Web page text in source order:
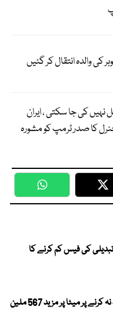
کی والدہ انتقال کر گئیں
کی جا سکتی ، ایران
کا صدر ٹرمپ کو مشورہ
WhatsApp
کی فیس کم کرنے کا
بچوں کو خطرات سے بروقت آگاہ نہ کرنے پر میٹا پر مزید 567 ملین